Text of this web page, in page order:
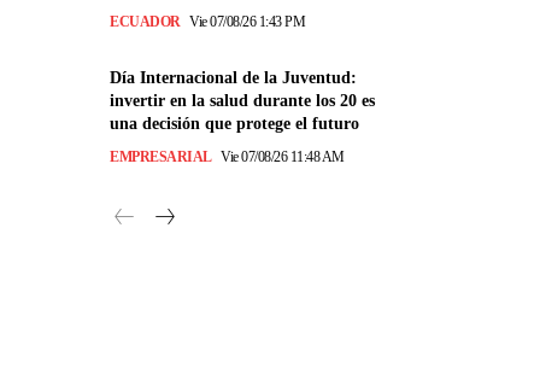
ECUADOR Vie 07/08/26 1:43 PM
Día Internacional de la Juventud:
invertir en la salud durante los 20 es
una decisión que protege el futuro
EMPRESARIAL Vie 07/08/26 11:48 AM